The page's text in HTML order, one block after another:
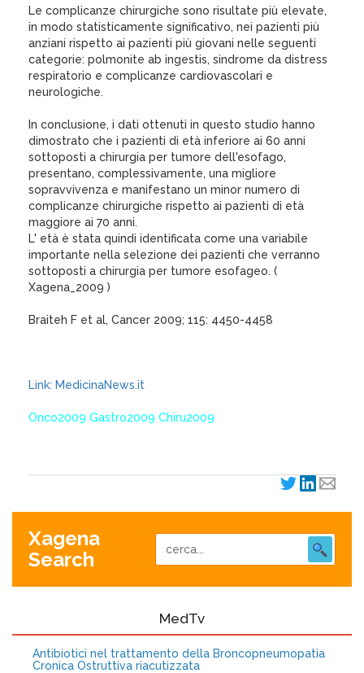
Le complicanze chirurgiche sono risultate più elevate,
in modo statisticamente significativo, nei pazienti più
anziani rispetto ai pazienti più giovani nelle seguenti
categorie: polmonite ab ingestis, sindrome da distress
respiratorio e complicanze cardiovascolari e
neurologiche.
In conclusione, i dati ottenuti in questo studio hanno
dimostrato che i pazienti di età inferiore ai 60 anni
sottoposti a chirurgia per tumore dell'esofago,
presentano, complessivamente, una migliore
sopravvivenza e manifestano un minor numero di
complicanze chirurgiche rispetto ai pazienti di età
maggiore ai 70 anni.
L' età è stata quindi identificata come una variabile
importante nella selezione dei pazienti che verranno
sottoposti a chirurgia per tumore esofageo. (
Xagena_2009 )
Braiteh F et al, Cancer 2009; 115: 4450-4458
Link: MedicinaNews.it
Onco2009 Gastro2009 Chiru2009
Xagena
Search
MedTv
Antibiotici nel trattamento della Broncopneumopatia
Cronica Ostruttiva riacutizzata